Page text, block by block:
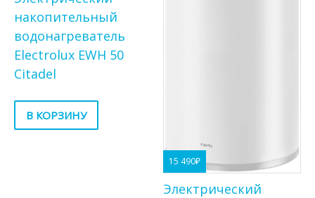
накопительный
водонагреватель
Electrolux EWH 50
Citadel
В КОРЗИНУ
15 490₽
Электрический